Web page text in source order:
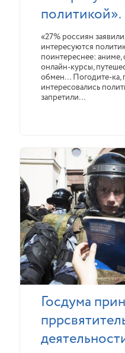
политикой».
«27% россиян
интересуются
поинтереснее: аниме,
онлайн-курсы,
обмен… Погодите-ка,
интересовались
запретили…
Госдума